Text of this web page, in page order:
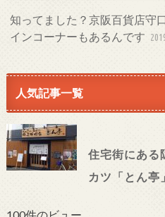
知ってました？京阪百貨店守
インコーナーもあるんです
人気記事一覧
住宅街にあ
カツ「とん亭」